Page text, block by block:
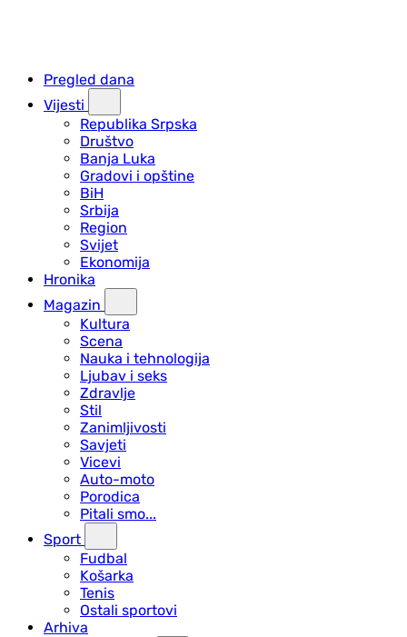
Pregled dana
Vijesti
Republika Srpska
Društvo
Banja Luka
Gradovi i opštine
BiH
Srbija
Region
Svijet
Ekonomija
Hronika
Magazin
Kultura
Scena
Nauka i tehnologija
Ljubav i seks
Zdravlje
Stil
Zanimljivosti
Savjeti
Vicevi
Auto-moto
Porodica
Pitali smo...
Sport
Fudbal
Košarka
Tenis
Ostali sportovi
Arhiva